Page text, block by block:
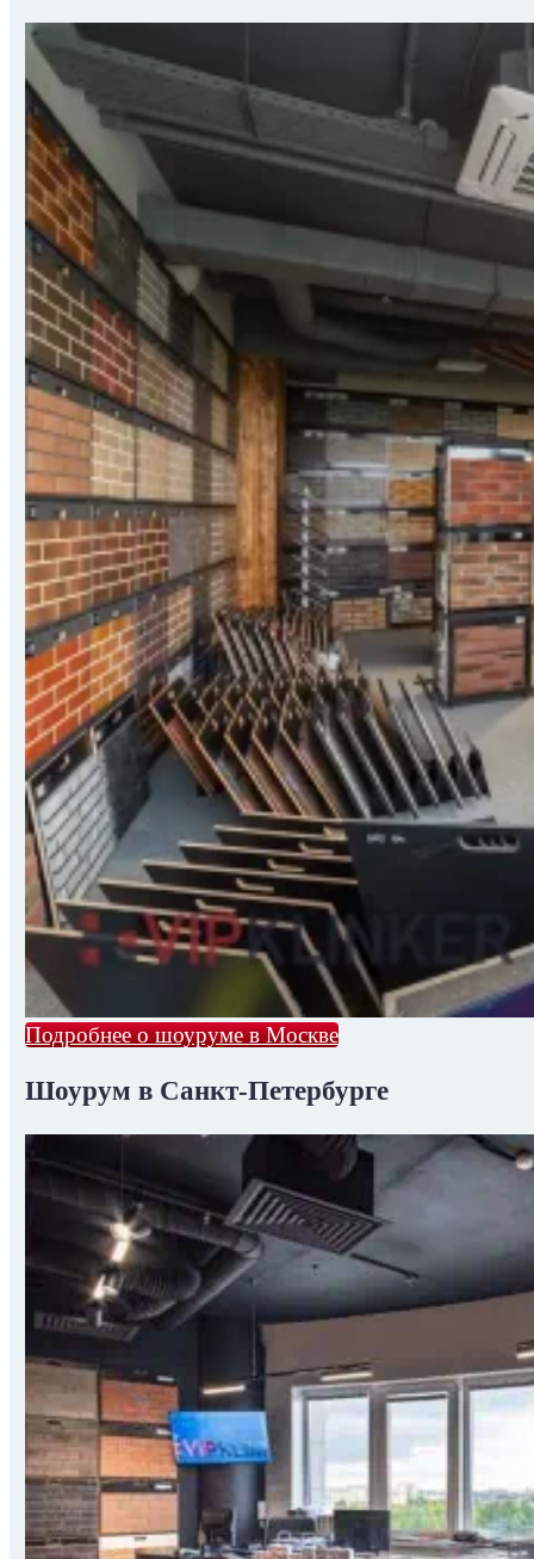
Подробнее о шоуруме в Москве
Шоурум в Санкт-Петербурге